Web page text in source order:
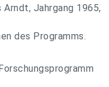
Arndt, Jahrgang 1965,
des Programms.